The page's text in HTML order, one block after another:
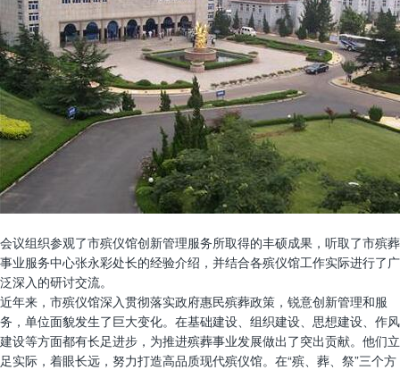
会议组织参观了市殡仪馆创新管理服务所取得的丰硕成果，听取了市殡葬
事业服务中心张永彩处长的经验介绍，并结合各殡仪馆工作实际进行了广
泛深入的研讨交流。
近年来，市殡仪馆深入贯彻落实政府惠民殡葬政策，锐意创新管理和服
务，单位面貌发生了巨大变化。在基础建设、组织建设、思想建设、作风
建设等方面都有长足进步，为推进殡葬事业发展做出了突出贡献。他们立
足实际，着眼长远，努力打造高品质现代殡仪馆。在“殡、葬、祭”三个方